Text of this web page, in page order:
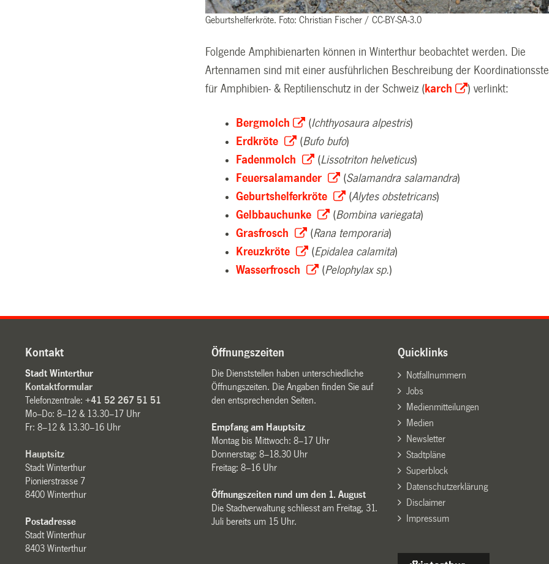
Geburtshelferkröte. Foto: Christian Fischer / CC-BY-SA-3.0
Folgende Amphibienarten können in Winterthur beobachtet werden. Die
Artennamen sind mit einer ausführlichen Beschreibung der
für Amphibien- & Reptilienschutz in der Schweiz (karch ) verlinkt:
Bergmolch (Ichthyosaura alpestris)
Erdkröte
(Bufo bufo)
Fadenmolch
(Lissotriton helveticus)
Feuersalamander
(Salamandra salamandra)
Geburtshelferkröte
(Alytes obstetricans)
Gelbbauchunke
(Bombina variegata)
Grasfrosch
(Rana temporaria)
Kreuzkröte
(Epidalea calamita)
Wasserfrosch
(Pelophylax sp.)
Kontakt
Stadt Winterthur
Kontaktformular
Telefonzentrale:+41 52 267 51 51
Mo–Do: 8–12 & 13.30–17 Uhr
Fr: 8–12 & 13.30–16 Uhr
Hauptsitz
Stadt Winterthur
Pionierstrasse 7
8400 Winterthur
Postadresse
Stadt Winterthur
8403 Winterthur
Öffnungszeiten
Die Dienststellen haben unterschiedliche
Öffnungszeiten. Die Angaben finden Sie auf
den entsprechenden Seiten.
Empfang am Hauptsitz
Montag bis Mittwoch: 8–17 Uhr
Donnerstag: 8–18.30 Uhr
Freitag: 8–16 Uhr
Öffnungszeiten rund um den 1. August
Die Stadtverwaltung schliesst am Freitag, 31.
Juli bereits um 15 Uhr.
Quicklinks
Notfallnummern
Jobs
Medienmitteilungen
Medien
Newsletter
Stadtpläne
Superblock
Datenschutzerklärung
Disclaimer
Impressum